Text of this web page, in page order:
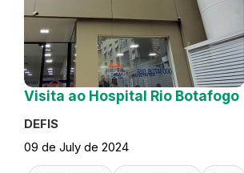
Visita ao Hospital Rio Botafogo
DEFIS
09 de July de 2024